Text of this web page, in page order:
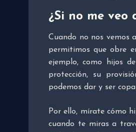
¿Si no me veo
Cuando no nos vemos
permitimos que obre
ejemplo, como hijos
protección, su
podemos dar y ser
Por ello, mírate cómo
cuando te miras a